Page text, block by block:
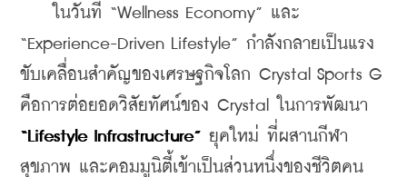
ในวันที่ “Wellness Economy” และ
“Experience-Driven Lifestyle” กำลังกลายเป็นแรง
ขับเคลื่อนสำคัญของเศรษฐกิจโลก Crystal Sports G
“Lifestyle Infrastructure” ยุคใหม่ ที่ผสานกีฬา
สุขภาพ และคอมมูนิตี้เข้าเป็นส่วนหนึ่งของชีวิตคน